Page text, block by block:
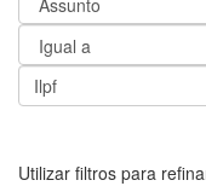
Utilizar filtros para